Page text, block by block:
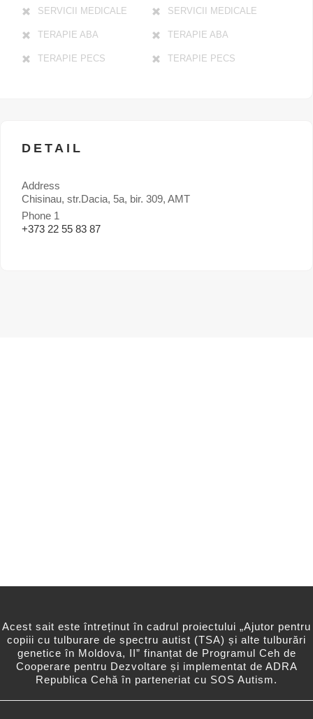
SERVICII MEDICALE SERVICII MEDICALE
TERAPIE ABA TERAPIE ABA
TERAPIE PECS TERAPIE PECS
DETAIL
Address
Chisinau, str.Dacia, 5a, bir. 309, AMT
Phone 1
+373 22 55 83 87
Acest sait este întreținut în cadrul proiectului „Ajutor pentru
copiii cu tulburare de spectru autist (TSA) și alte tulburări
genetice în Moldova, II” finanțat de Programul Ceh de
Cooperare pentru Dezvoltare și implementat de ADRA
Republica Cehă în parteneriat cu SOS Autism.